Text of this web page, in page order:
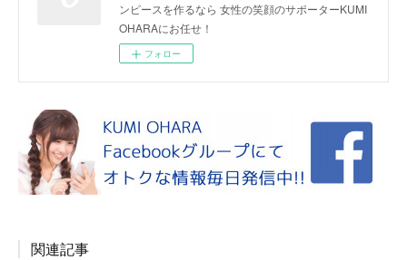
ンピースを作るなら 女性の笑顔のサポーターKUMI
OHARAにお任せ！
フォロー
関連記事